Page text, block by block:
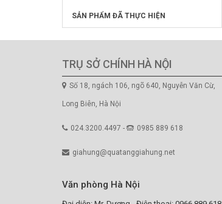
SẢN PHẨM ĐÃ THỰC HIỆN
TRỤ SỞ CHÍNH HÀ NỘI
Số 18, ngách 106, ngõ 640, Nguyễn Văn Cừ,
Long Biên, Hà Nội
024.3200.4497 - 0985 889 618
giahung@quatanggiahung.net
Văn phòng Hà Nội